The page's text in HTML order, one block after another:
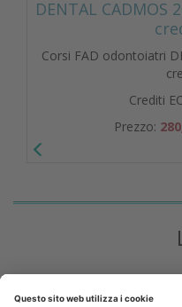
DENTAL CADMOS
Corsi FAD odontoiatri
Crediti
Prezzo: